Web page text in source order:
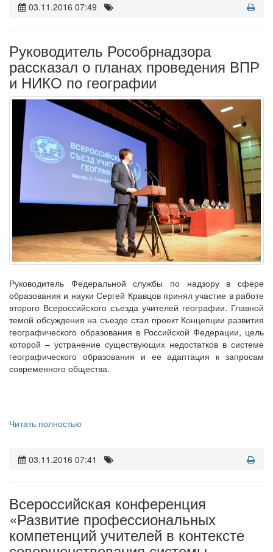
03.11.2016 07:49
Руководитель Рособрнадзора
рассказал о планах проведения ВПР
и НИКО по географии
Руководитель Федеральной службы по надзору в сфере
образования и науки Сергей Кравцов принял участие в работе
второго Всероссийского съезда учителей географии. Главной
темой обсуждения на съезде стал проект Концепции развития
географического образования в Российской Федерации, цель
которой – устранение существующих недостатков в системе
географического образования и ее адаптация к запросам
современного общества.
Читать полностью
03.11.2016 07:41
Всероссийская конференция
«Развитие профессиональных
компетенций учителей в контексте